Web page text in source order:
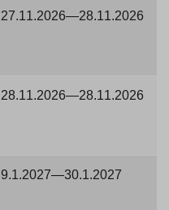
27.11.2026—28.11.2026
28.11.2026—28.11.2026
9.1.2027—30.1.2027